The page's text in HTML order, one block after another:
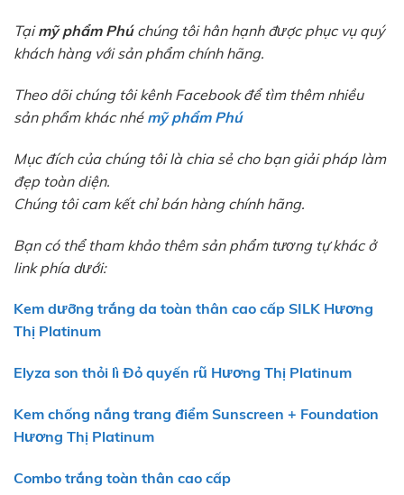
Tạimỹ phẩm Phú chúng tôi hân hạnh được phục vụ quý
khách hàng với sản phẩm chính hãng.
Theo dõi chúng tôi kênh Facebook để tìm thêm nhiều
sản phẩm khác nhé mỹ phẩm Phú
Mục đích của chúng tôi là chia sẻ cho bạn giải pháp làm
đẹp toàn diện.
Chúng tôi cam kết chỉ bán hàng chính hãng.
Bạn có thể tham khảo thêm sản phẩm tương tự khác ở
link phía dưới:
Kem dưỡng trắng da toàn thân cao cấp SILK Hương
Thị Platinum
Elyza son thỏi lì Đỏ quyến rũ Hương Thị Platinum
Kem chống nắng trang điểm Sunscreen + Foundation
Hương Thị Platinum
Combo trắng toàn thân cao cấp